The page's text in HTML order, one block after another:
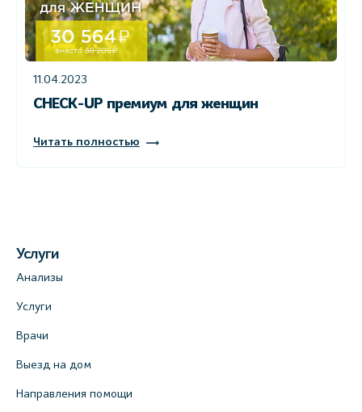
11.04.2023
CHECK-UP премиум для женщин
Читать полностью
Услуги
Анализы
Услуги
Врачи
Выезд на дом
Направления помощи